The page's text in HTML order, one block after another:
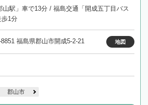
山駅」車で13分 / 福島交通「開成五丁目バス
1分
福島県郡山市開成5-2-21 地図
郡山市